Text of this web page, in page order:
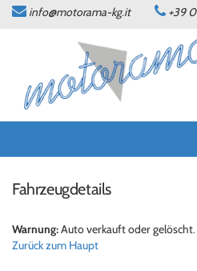
info@motorama-kg.it +39
Fahrzeugdetails
Warnung:Auto verkauft oder gelöscht.
Zurück zum Haupt